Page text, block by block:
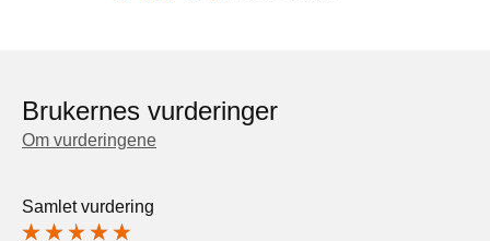
Brukernes vurderinger
Om vurderingene
Samlet vurdering